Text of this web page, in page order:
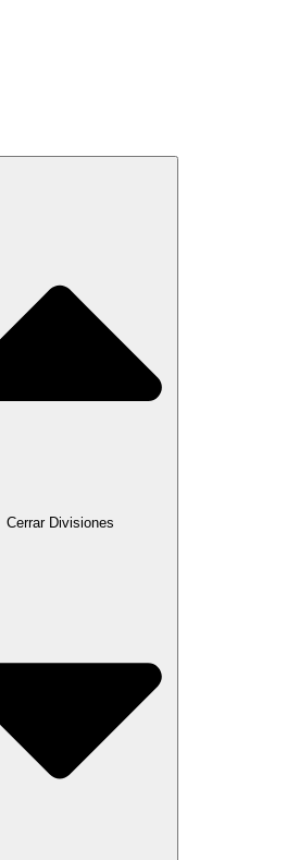
Cerrar Divisiones